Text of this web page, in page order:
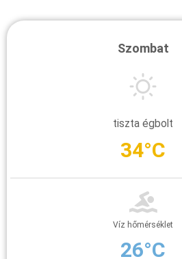
Szombat
tiszta égbolt
34°C
Víz hőmérséklet
26°C